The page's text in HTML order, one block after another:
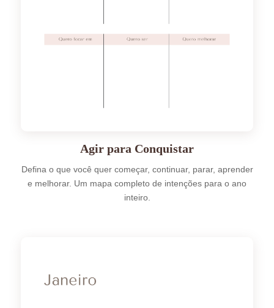
Agir para Conquistar
Defina o que você quer começar, continuar, parar, aprender
e melhorar. Um mapa completo de intenções para o ano
inteiro.